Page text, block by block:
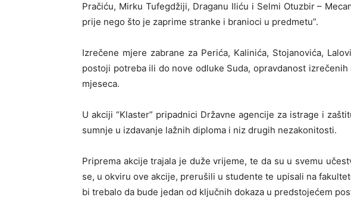
Pračiću, Mirku Tufegdžiji, Draganu Iliću i Selmi Otuzbir –
prije nego što je zaprime stranke i branioci u predmetu”.
Izrečene mjere zabrane za Perića, Kalinića, Stojanovića,
postoji potreba ili do nove odluke Suda, opravdanost
mjeseca.
U akciji “Klaster” pripadnici Državne agencije za istrage i
sumnje u izdavanje lažnih diploma i niz drugih nezakonitosti.
Priprema akcije trajala je duže vrijeme, te da su u svemu
se, u okviru ove akcije, prerušili u studente te upisali na
bi trebalo da bude jedan od ključnih dokaza u predstojećem